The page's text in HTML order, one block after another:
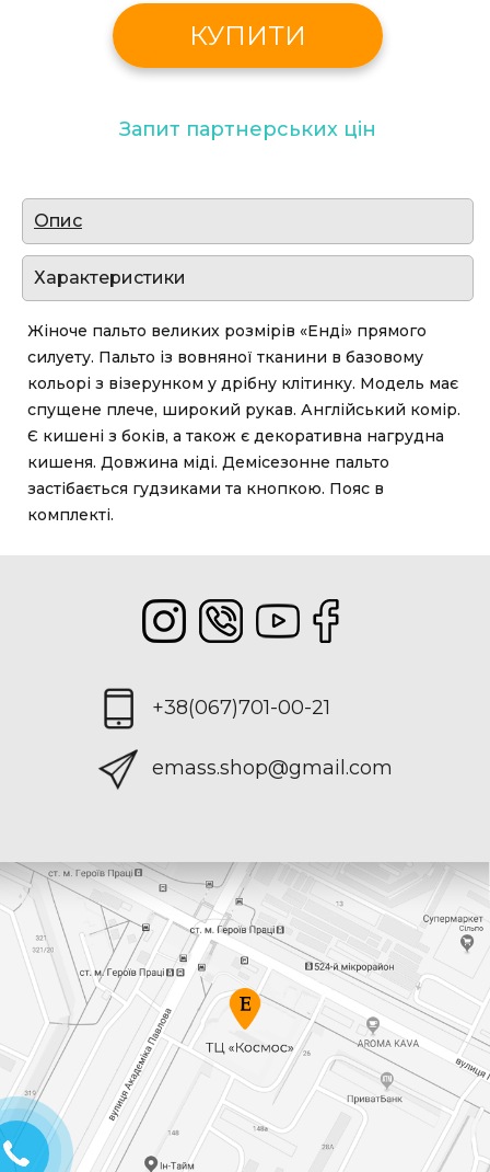
КУПИТИ
Запит партнерських цін
Опис
Характеристики
Жіноче пальто великих розмірів «Енді» прямого
силуету. Пальто із вовняної тканини в базовому
кольорі з візерунком у дрібну клітинку. Модель має
спущене плече, широкий рукав. Англійський комір.
Є кишені з боків, а також є декоративна нагрудна
кишеня. Довжина міді. Демісезонне пальто
застібається гудзиками та кнопкою. Пояс в
комплекті.
+38(067)701-00-21
emass.shop@gmail.com